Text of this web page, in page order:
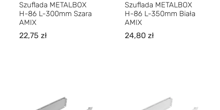
Szuflada METALBOX
H-86 L-300mm Szara
AMIX
22,75 zł
Szuflada METALBOX
H-86 L-350mm Biała
AMIX
24,80 zł